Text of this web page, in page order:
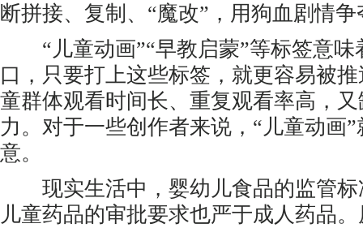
断拼接、复制、“魔改”，用狗血剧情
“儿童动画”“早教启蒙”等标签意味
口，只要打上这些标签，就更容易被
童群体观看时间长、重复观看率高，
力。对于一些创作者来说，“儿童动画
意。
现实生活中，婴幼儿食品的监管标
儿童药品的审批要求也严于成人药品